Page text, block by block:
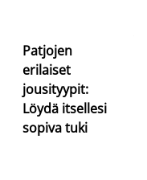
Patjojen
erilaiset
jousityypit:
Löydä itsellesi
sopiva tuki